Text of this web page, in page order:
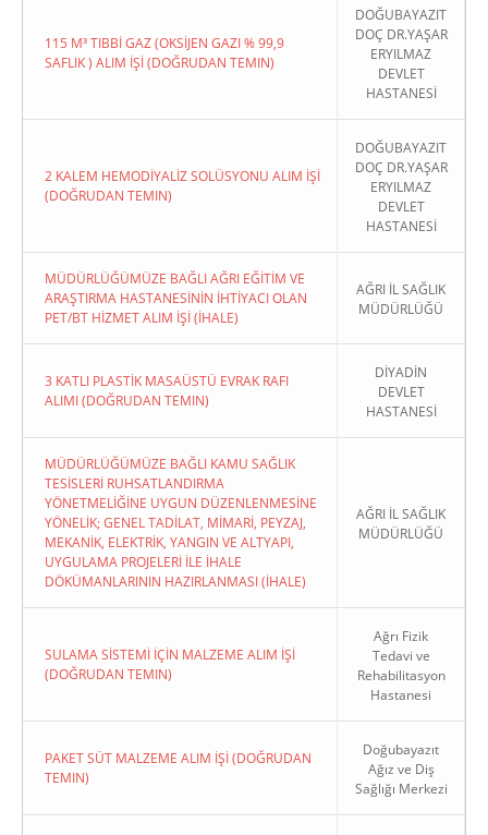
115 M³ TIBBİ GAZ (OKSİJEN GAZI % 99,9
SAFLIK ) ALIM İŞİ (DOĞRUDAN TEMIN)
DOĞUBAYAZIT
DOÇ DR.YAŞAR
ERYILMAZ
DEVLET
HASTANESİ
2 KALEM HEMODİYALİZ SOLÜSYONU ALIM İŞİ
(DOĞRUDAN TEMIN)
DOĞUBAYAZIT
DOÇ DR.YAŞAR
ERYILMAZ
DEVLET
HASTANESİ
MÜDÜRLÜĞÜMÜZE BAĞLI AĞRI EĞİTİM VE
ARAŞTIRMA HASTANESİNİN İHTİYACI OLAN
PET/BT HİZMET ALIM İŞİ (İHALE)
AĞRI İL SAĞLIK
MÜDÜRLÜĞÜ
3 KATLI PLASTİK MASAÜSTÜ EVRAK RAFI
ALIMI (DOĞRUDAN TEMIN)
DİYADİN
DEVLET
HASTANESİ
MÜDÜRLÜĞÜMÜZE BAĞLI KAMU SAĞLIK
TESİSLERİ RUHSATLANDIRMA
YÖNETMELİĞİNE UYGUN DÜZENLENMESİNE
YÖNELİK; GENEL TADİLAT, MİMARİ, PEYZAJ,
MEKANİK, ELEKTRİK, YANGIN VE ALTYAPI,
UYGULAMA PROJELERİ İLE İHALE
DÖKÜMANLARININ HAZIRLANMASI (İHALE)
AĞRI İL SAĞLIK
MÜDÜRLÜĞÜ
SULAMA SİSTEMİ İÇİN MALZEME ALIM İŞİ
(DOĞRUDAN TEMIN)
Ağrı Fizik
Tedavi ve
Rehabilitasyon
Hastanesi
PAKET SÜT MALZEME ALIM İŞİ (DOĞRUDAN
TEMIN)
Doğubayazıt
Ağız ve Diş
Sağlığı Merkezi